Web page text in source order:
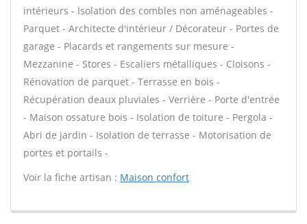
intérieurs - Isolation des combles non aménageables -
Parquet - Architecte d'intérieur / Décorateur - Portes de
garage - Placards et rangements sur mesure -
Mezzanine - Stores - Escaliers métalliques - Cloisons -
Rénovation de parquet - Terrasse en bois -
Récupération deaux pluviales - Verrière - Porte d'entrée
- Maison ossature bois - Isolation de toiture - Pergola -
Abri de jardin - Isolation de terrasse - Motorisation de
portes et portails -
Voir la fiche artisan : Maison confort